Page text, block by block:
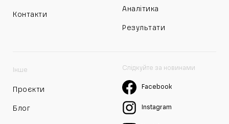
Контакти
Аналітика
Результати
Інше
Проєкти
Блог
Слідкуйте за новинами
Facebook
Instagram